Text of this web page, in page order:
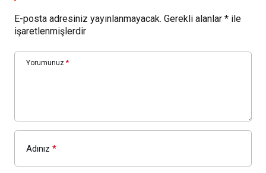
E-posta adresiniz yayınlanmayacak. Gerekli alanlar * ile
işaretlenmişlerdir
Yorumunuz *
Adınız *